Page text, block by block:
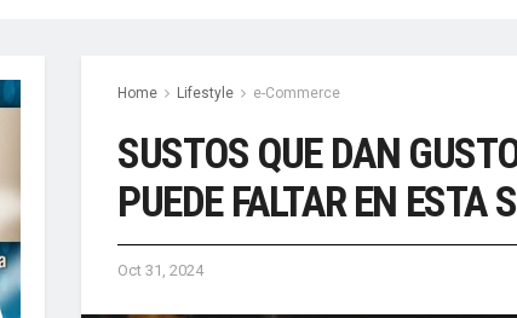
Home Lifestyle e-Commerce
SUSTOS QUE DAN
PUEDE FALTAR EN ESTA
Oct 31, 2024